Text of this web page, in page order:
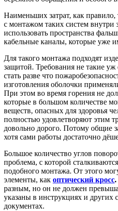
Наименьших затрат, как
с монтажом таких систем
использовать пространства
кабельные каналы, которые уже
Для такого монтажа подходят
защитой. Требования не такие
стать разве что
изготовления оболочки
При этом во время горения не
которые в большом количестве
веществ, опасных для здоровья
полностью удовлетворяют этим
довольно дорого. Потому общие
хотя сами работы достаточно
Большое количество углов
проблема, с которой
подобного монтажа. От этого
элементы, как оптический кросс.
разным, но он не должен
указаны в инструкциях и других
документах.